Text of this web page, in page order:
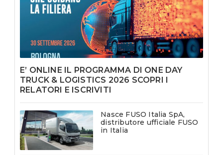
E’ ONLINE IL PROGRAMMA DI ONE DAY
TRUCK & LOGISTICS 2026 SCOPRI I
RELATORI E ISCRIVITI
Nasce FUSO Italia SpA,
distributore ufficiale FUSO
in Italia